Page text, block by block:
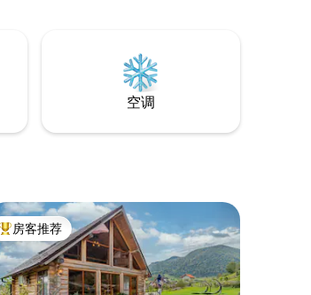
空调
热门「房客推荐」
房客推荐